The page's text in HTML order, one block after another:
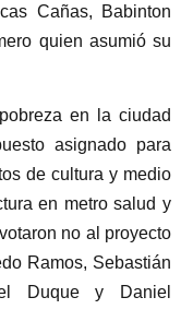
Cañas, Babinton
quien asumió su
en la ciudad
asignado para
de cultura y medio
en metro salud y
no al proyecto
Ramos, Sebastián
Duque y Daniel